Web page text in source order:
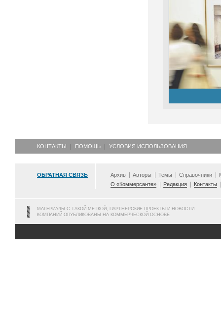
КОНТАКТЫ ПОМОЩЬ УСЛОВИЯ ИСПОЛЬЗОВАНИЯ
ОБРАТНАЯ СВЯЗЬ Архив Авторы Темы Справочники
О «Коммерсанте»
Редакция Контакты
МАТЕРИАЛЫ С ТАКОЙ МЕТКОЙ, ПАРТНЕРСКИЕ ПРОЕКТЫ И НОВОСТИ
КОМПАНИЙ ОПУБЛИКОВАНЫ НА КОММЕРЧЕСКОЙ ОСНОВЕ